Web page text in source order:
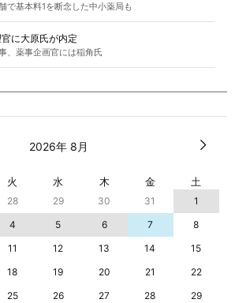
で基本料1を断念した中小薬局も
に大原氏が内定
、薬事企画官には稲角氏
2026年 8月
火 水 木 金 土
28 29 30 31
1
4 5 6 7
8
11 12 13 14
15
18 19 20 21
22
25 26 27 28
29